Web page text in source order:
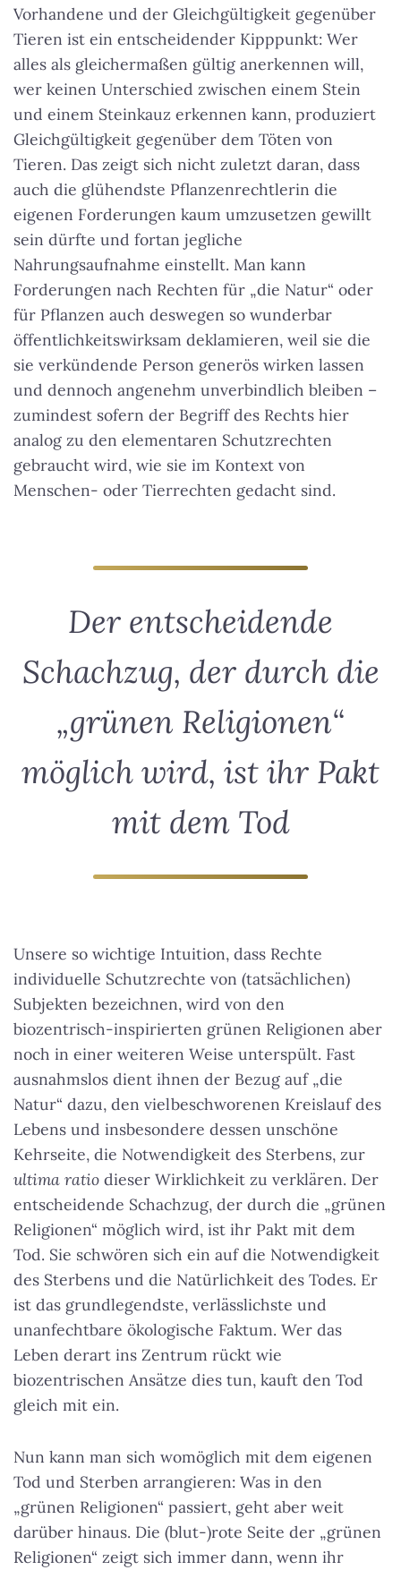
Vorhandene und der Gleichgültigkeit gegenüber
Tieren ist ein entscheidender Kipppunkt: Wer
alles als gleichermaßen gültig anerkennen will,
wer keinen Unterschied zwischen einem Stein
und einem Steinkauz erkennen kann, produziert
Gleichgültigkeit gegenüber dem Töten von
Tieren. Das zeigt sich nicht zuletzt daran, dass
auch die glühendste Pflanzenrechtlerin die
eigenen Forderungen kaum umzusetzen gewillt
sein dürfte und fortan jegliche
Nahrungsaufnahme einstellt. Man kann
Forderungen nach Rechten für „die Natur“ oder
für Pflanzen auch deswegen so wunderbar
öffentlichkeitswirksam deklamieren, weil sie die
sie verkündende Person generös wirken lassen
und dennoch angenehm unverbindlich bleiben –
zumindest sofern der Begriff des Rechts hier
analog zu den elementaren Schutzrechten
gebraucht wird, wie sie im Kontext von
Menschen- oder Tierrechten gedacht sind.
Der entscheidende
Schachzug, der durch die
„grünen Religionen“
möglich wird, ist ihr Pakt
mit dem Tod
Unsere so wichtige Intuition, dass Rechte
individuelle Schutzrechte von (tatsächlichen)
Subjekten bezeichnen, wird von den
biozentrisch-inspirierten grünen Religionen aber
noch in einer weiteren Weise unterspült. Fast
ausnahmslos dient ihnen der Bezug auf „die
Natur“ dazu, den vielbeschworenen Kreislauf des
Lebens und insbesondere dessen unschöne
Kehrseite, die Notwendigkeit des Sterbens, zur
ultima ratio dieser Wirklichkeit zu verklären. Der
entscheidende Schachzug, der durch die „grünen
Religionen“ möglich wird, ist ihr Pakt mit dem
Tod. Sie schwören sich ein auf die Notwendigkeit
des Sterbens und die Natürlichkeit des Todes. Er
ist das grundlegendste, verlässlichste und
unanfechtbare ökologische Faktum. Wer das
Leben derart ins Zentrum rückt wie
biozentrischen Ansätze dies tun, kauft den Tod
gleich mit ein.
Nun kann man sich womöglich mit dem eigenen
Tod und Sterben arrangieren: Was in den
„grünen Religionen“ passiert, geht aber weit
darüber hinaus. Die (blut-)rote Seite der „grünen
Religionen“ zeigt sich immer dann, wenn ihr